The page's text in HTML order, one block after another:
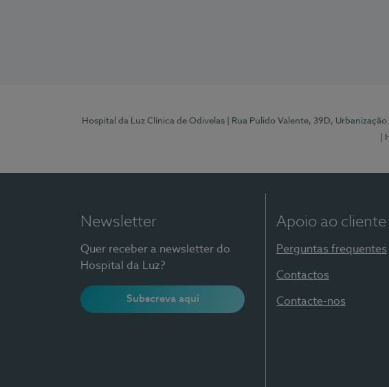
Hospital da Luz Clínica de Odivelas | Rua Pulido Valente, 39D,
|
Newsletter
Quer receber a newsletter do
Hospital da Luz?
Subscreva aqui
Apoio ao cliente
Perguntas frequentes
Contactos
Contacte-nos